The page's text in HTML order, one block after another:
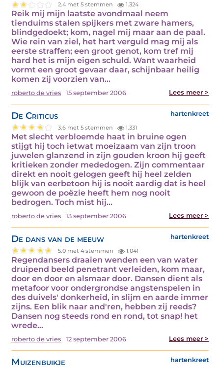
2.4 met 5 stemmen 1.324
Reik mij mijn laatste avondmaal neem
tienduims stalen spijkers met zware hamers,
blindgedoekt; kom, nagel mij maar aan de paal.
Wie rein van ziel, het hart verguld mag mij als
eerste straffen; een groot genot, kom tref mij
hard het is mijn eigen schuld. Want waarheid
vormt een groot gevaar daar, schijnbaar heilig
komen zij voorzien van…
roberto de vries 15 september 2006 Lees meer >
De Criticus hartenkreet
3.6 met 5 stemmen 1.331
Met slecht verbloemde haat in bruine ogen
stijgt hij toch ietwat moeizaam van zijn troon
juwelen glanzend in zijn gouden kroon hij geeft
kritieken zonder mededogen. Zijn commentaar
direkt en nooit gelogen geeft hij heel zelden
blijk van eerbetoon hij is nooit aardig dat is heel
gewoon de poëzie heeft hem nog nooit
bedrogen. Toch mist hij…
roberto de vries 13 september 2006 Lees meer >
De dans van de meeuw hartenkreet
5.0 met 4 stemmen 1.041
Regendansers draaien wenden een van water
druipend beeld penetrant verleiden, kom maar,
door en door en alsmaar door. Dansen dient als
metafoor voor ondergrondse angstenspelen in
des duivels' donkerheid, in slijm en aarde immer
zijns. Een blik naar and'ren, hebben zij reeds?
Dansen nog steeds rond en rond, tot snap! het
wrede…
roberto de vries 12 september 2006 Lees meer >
Muizenbuikje hartenkreet